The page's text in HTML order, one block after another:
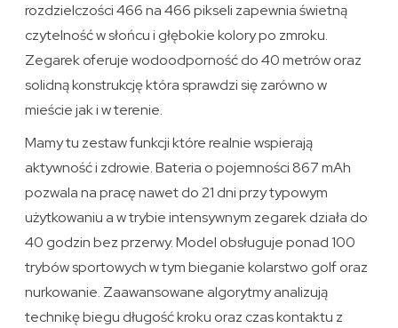
rozdzielczości 466 na 466 pikseli zapewnia świetną
czytelność w słońcu i głębokie kolory po zmroku.
Zegarek oferuje wodoodporność do 40 metrów oraz
solidną konstrukcję która sprawdzi się zarówno w
mieście jak i w terenie.
Mamy tu zestaw funkcji które realnie wspierają
aktywność i zdrowie. Bateria o pojemności 867 mAh
pozwala na pracę nawet do 21 dni przy typowym
użytkowaniu a w trybie intensywnym zegarek działa do
40 godzin bez przerwy. Model obsługuje ponad 100
trybów sportowych w tym bieganie kolarstwo golf oraz
nurkowanie. Zaawansowane algorytmy analizują
technikę biegu długość kroku oraz czas kontaktu z